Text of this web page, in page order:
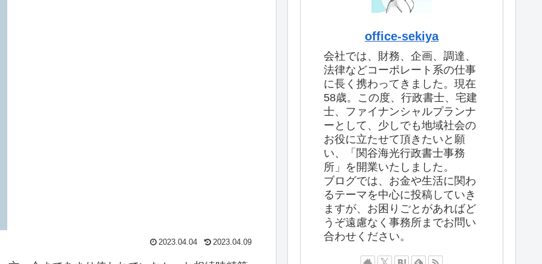
2023.04.04 2023.04.09
office-sekiya
会社では、財務、企画、調達、
法律などコーポレート系の仕事
に長く携わってきました。現在
58歳。この度、行政書士、宅建
士、ファイナンシャルプランナ
ーとして、少しでも地域社会の
お役に立たせて頂きたいと願
い、「関谷海光行政書士事務
所」を開業いたしました。
ブログでは、お金や生活に関わ
るテーマを中心に投稿していき
ますが、お困りごとがあればど
うぞ遠慮なく事務所までお問い
合わせください。